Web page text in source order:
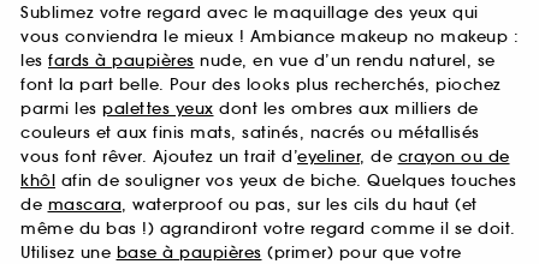
Sublimez votre regard avec le maquillage des yeux qui
vous conviendra le mieux ! Ambiance makeup no makeup :
les fards à paupières nude, en vue d’un rendu naturel, se
font la part belle. Pour des looks plus recherchés, piochez
parmi les palettes yeux dont les ombres aux milliers de
couleurs et aux finis mats, satinés, nacrés ou métallisés
vous font rêver. Ajoutez un trait d’eyeliner, de crayon ou de
khôl afin de souligner vos yeux de biche. Quelques touches
de mascara, waterproof ou pas, sur les cils du haut (et
même du bas !) agrandiront votre regard comme il se doit.
Utilisez une base à paupières (primer) pour que votre